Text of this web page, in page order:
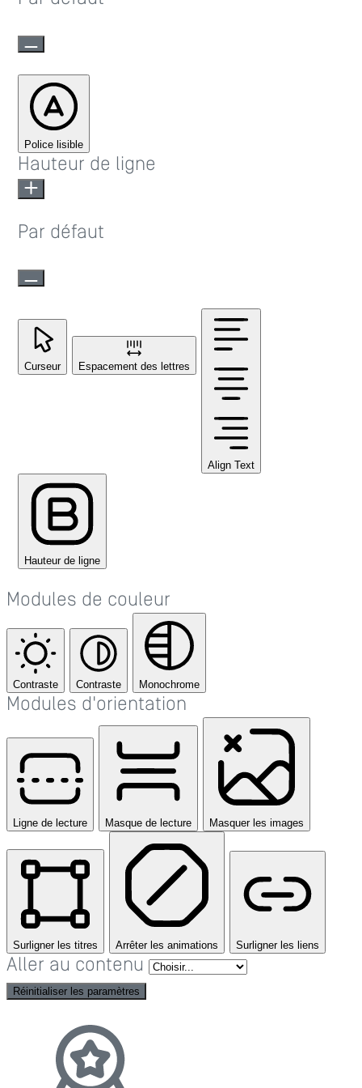
Police lisible
Hauteur de ligne
Par défaut
Curseur Espacement des lettres
Align Text
Hauteur de ligne
Modules de couleur
Contraste Contraste Monochrome
Modules d'orientation
Ligne de lecture Masque de lecture Masquer les images
Surligner les titres Arrêter les animations Surligner les liens
Aller au contenu
Réinitialiser les paramètres